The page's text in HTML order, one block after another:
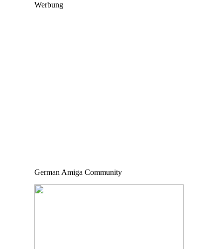
Werbung
German Amiga Community